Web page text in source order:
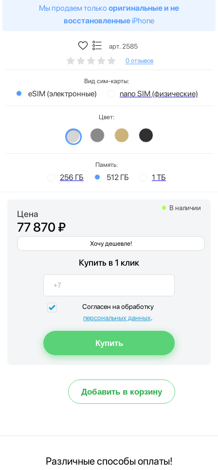
Мы продаем только оригинальные и не
восстановленные iPhone
арт. 2585
0 отзывов
Вид сим-карты:
eSIM (электронные) nano SIM (физические)
Цвет:
Память:
256 ГБ 512 ГБ 1 ТБ
Цена
77 870 ₽
Хочу дешевле!
В наличии
Купить в 1 клик
Согласен на обработку
персональных данных.
Добавить в корзину
Различные способы оплаты!